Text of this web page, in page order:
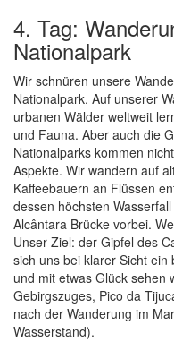
4. Tag:
Nationalpark
Wir schnüren unsere
Nationalpark. Auf unserer
urbanen Wälder weltweit
und Fauna. Aber auch die
Nationalparks kommen
Aspekte. Wir wandern auf
Kaffeebauern an Flüssen
dessen höchsten
Alcântara Brücke vorbei.
Unser Ziel: der Gipfel des
sich uns bei klarer Sicht
und mit etwas Glück sehen
Gebirgszuges, Pico da
nach der Wanderung im
Wasserstand).